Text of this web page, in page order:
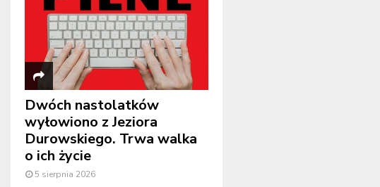
Dwóch nastolatków
wyłowiono z Jeziora
Durowskiego. Trwa walka
o ich życie
5 sierpnia 2026